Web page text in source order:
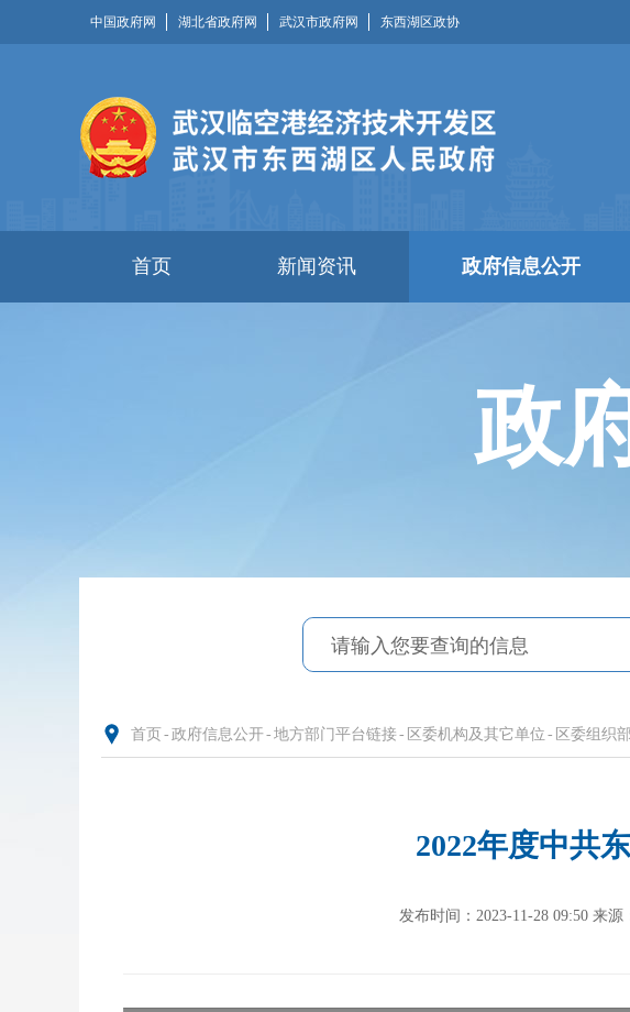
中国政府网 湖北省政府网 武汉市政府网 东西湖区政协
首页 新闻资讯 政府信息公开
政
首页 - 政府信息公开- 地方部门平台链接- 区委机构及其它单位 - 区委组织部
2022年度中共
发布时间：2023-11-28 09:50 来源